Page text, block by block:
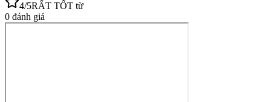
4/5RẤT TỐT từ
0 đánh giá